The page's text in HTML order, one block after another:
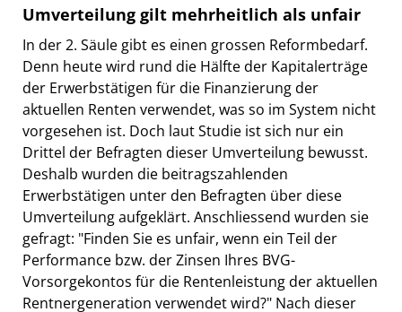
Umverteilung gilt mehrheitlich als unfair
In der 2. Säule gibt es einen grossen Reformbedarf.
Denn heute wird rund die Hälfte der Kapitalerträge
der Erwerbstätigen für die Finanzierung der
aktuellen Renten verwendet, was so im System nicht
vorgesehen ist. Doch laut Studie ist sich nur ein
Drittel der Befragten dieser Umverteilung bewusst.
Deshalb wurden die beitragszahlenden
Erwerbstätigen unter den Befragten über diese
Umverteilung aufgeklärt. Anschliessend wurden sie
gefragt: "Finden Sie es unfair, wenn ein Teil der
Performance bzw. der Zinsen Ihres BVG-
Vorsorgekontos für die Rentenleistung der aktuellen
Rentnergeneration verwendet wird?" Nach dieser